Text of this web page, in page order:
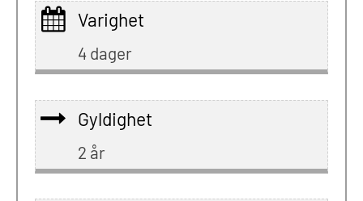
Varighet
4 dager
Gyldighet
2 år